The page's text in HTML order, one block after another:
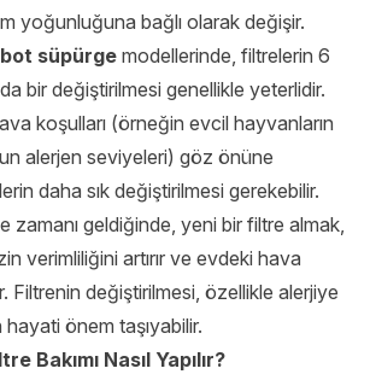
yoğunluğuna bağlı olarak değişir.
süpürge modellerinde, filtrelerin 6
bir değiştirilmesi genellikle yeterlidir.
koşulları (örneğin evcil hayvanların
alerjen seviyeleri) göz önüne
daha sık değiştirilmesi gerekebilir.
zamanı geldiğinde, yeni bir filtre almak,
verimliliğini artırır ve evdeki hava
Filtrenin değiştirilmesi, özellikle alerjiye
hayati önem taşıyabilir.
Bakımı Nasıl Yapılır?